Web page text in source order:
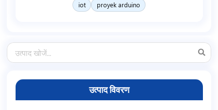
iot
proyek arduino
उत्पाद विवरण